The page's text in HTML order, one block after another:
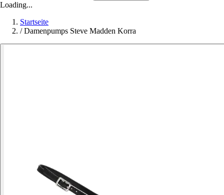
Loading...
Startseite
/ Damenpumps Steve Madden Korra